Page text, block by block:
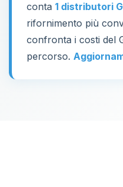
conta 1 distributori
rifornimento più
confronta i costi del
percorso.